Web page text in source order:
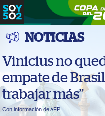
NOTICIAS
Vinicius no
empate de
trabajar más”
Con información de AFP